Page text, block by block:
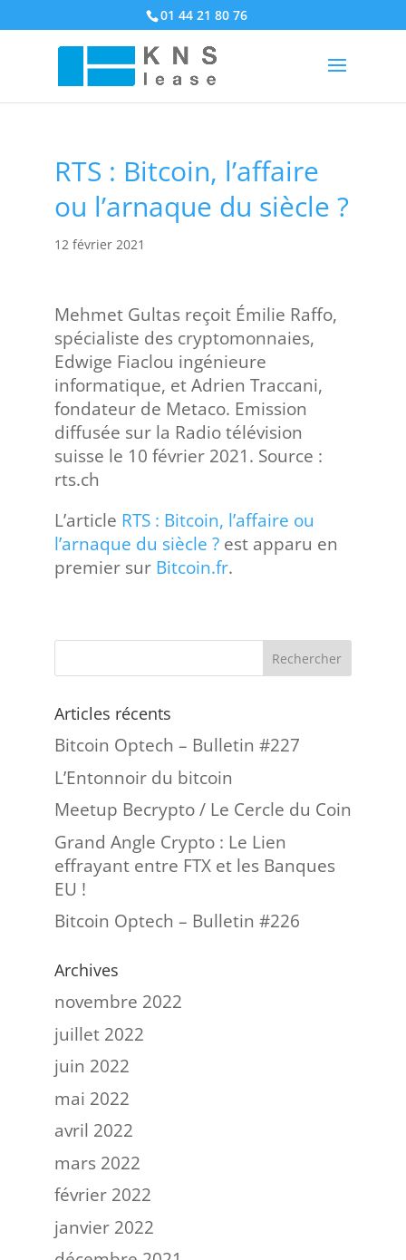
01 44 21 80 76
RTS : Bitcoin, l’affaire
ou l’arnaque du siècle ?
12 février 2021
Mehmet Gultas reçoit Émilie Raffo,
spécialiste des cryptomonnaies,
Edwige Fiaclou ingénieure
informatique, et Adrien Traccani,
fondateur de Metaco. Emission
diffusée sur la Radio télévision
suisse le 10 février 2021. Source :
rts.ch
L’article RTS : Bitcoin, l’affaire ou
l’arnaque du siècle ?est apparu en
premier sur Bitcoin.fr.
Articles récents
Bitcoin Optech – Bulletin #227
L’Entonnoir du bitcoin
Meetup Becrypto / Le Cercle du Coin
Grand Angle Crypto : Le Lien
effrayant entre FTX et les Banques
EU !
Bitcoin Optech – Bulletin #226
Archives
novembre 2022
juillet 2022
juin 2022
mai 2022
avril 2022
mars 2022
février 2022
janvier 2022